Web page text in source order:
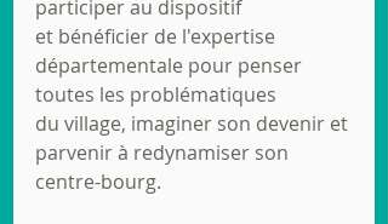
participer au dispositif
et bénéficier de l'expertise
départementale pour penser
toutes les problématiques
du village, imaginer son devenir et
parvenir à redynamiser son
centre-bourg.